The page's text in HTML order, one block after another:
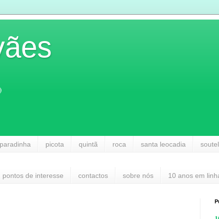
picota quintã roca santa leocadia
pontos de interesse contactos sobre nós 10 anos em